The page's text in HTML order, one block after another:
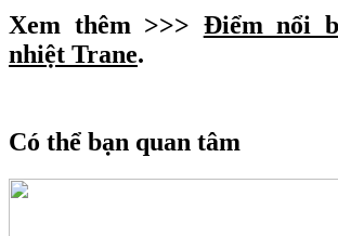
Xem thêm >>> Điểm nổi
nhiệt Trane.
Có thể bạn quan tâm